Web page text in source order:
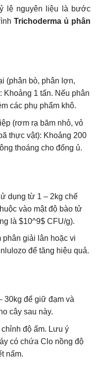
lệ nguyên liệu là bước
Trichoderma ủ phân
(phân bò, phân lợn,
1 tấn. Nếu phân
các phụ phẩm khô.
(rơm rạ băm nhỏ, vỏ
thực vật): Khoảng 200
thoáng cho đống ủ.
dụng từ 1 – 2kg chế
vào mật độ bào tử
là $10^9$ CFU/g).
phân giải lân hoặc vi
để tăng hiệu quả.
30kg để giữ đạm và
cây sau này.
độ ẩm. Lưu ý
có chứa Clo nồng độ
nấm.